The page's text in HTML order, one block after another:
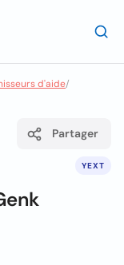
d'aide/
YEXT
Partager